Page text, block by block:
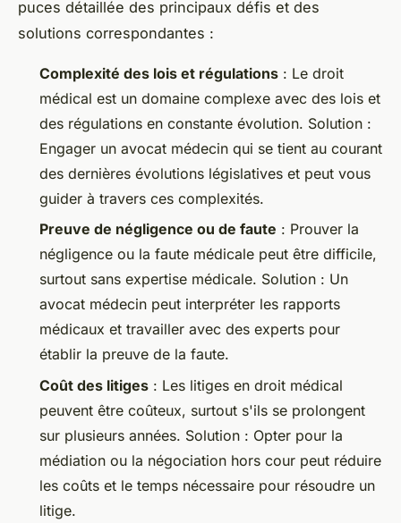
puces détaillée des principaux défis et des
solutions correspondantes :
Complexité des lois et régulations : Le droit
médical est un domaine complexe avec des lois et
des régulations en constante évolution. Solution :
Engager un avocat médecin qui se tient au courant
des dernières évolutions législatives et peut vous
guider à travers ces complexités.
Preuve de négligence ou de faute : Prouver la
négligence ou la faute médicale peut être difficile,
surtout sans expertise médicale. Solution : Un
avocat médecin peut interpréter les rapports
médicaux et travailler avec des experts pour
établir la preuve de la faute.
Coût des litiges : Les litiges en droit médical
peuvent être coûteux, surtout s'ils se prolongent
sur plusieurs années. Solution : Opter pour la
médiation ou la négociation hors cour peut réduire
les coûts et le temps nécessaire pour résoudre un
litige.